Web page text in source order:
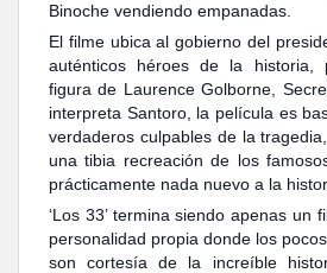
Binoche vendiendo empanadas.
El filme ubica al gobierno del
auténticos héroes de la historia,
figura de Laurence Golborne,
interpreta Santoro, la película es
verdaderos culpables de la
una tibia recreación de los
prácticamente nada nuevo a la
‘Los 33’ termina siendo apenas un
personalidad propia donde los
son cortesía de la increíble